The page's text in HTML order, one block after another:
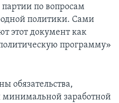
по вопросам
политики. Сами
этот документ как
программу»
обязательства,
заработной